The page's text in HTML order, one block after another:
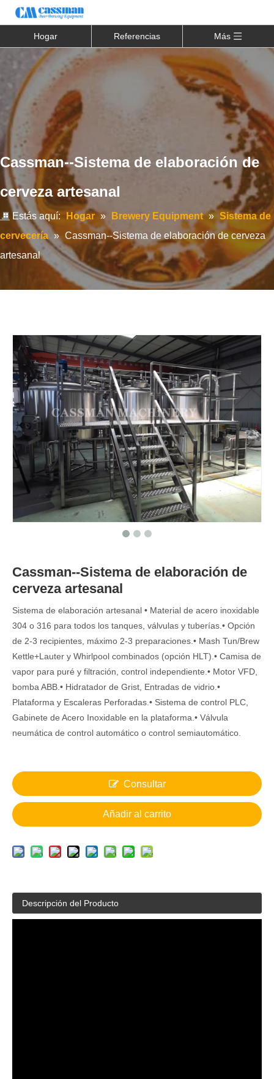
Hogar Referencias Más
Cassman--Sistema de elaboración de
cerveza artesanal
Estás aquí: Hogar » Brewery Equipment » Sistema de
cervecería » Cassman--Sistema de elaboración de cerveza
artesanal
Cassman--Sistema de elaboración de
cerveza artesanal
Sistema de elaboración artesanal • Material de acero inoxidable
304 o 316 para todos los tanques, válvulas y tuberías.• Opción
de 2-3 recipientes, máximo 2-3 preparaciones.• Mash Tun/Brew
Kettle+Lauter y Whirlpool combinados (opción HLT).• Camisa de
vapor para puré y filtración, control independiente.• Motor VFD,
bomba ABB.• Hidratador de Grist, Entradas de vidrio.•
Plataforma y Escaleras Perforadas.• Sistema de control PLC,
Gabinete de Acero Inoxidable en la plataforma.• Válvula
neumática de control automático o control semiautomático.
Consultar
Añadir al carrito
Descripción del Producto